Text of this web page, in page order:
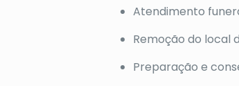
Atendimento
Remoção do local
Preparação e